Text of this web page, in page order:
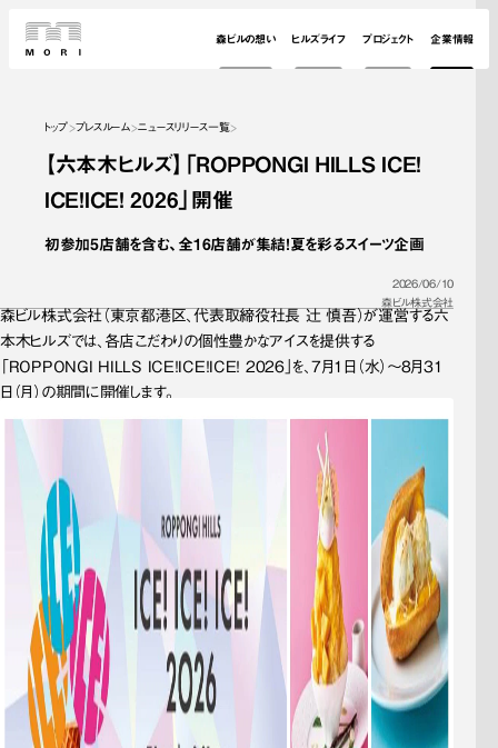
森ビルの想い ヒルズライフ プロジェクト 企業情報
トップ プレスルーム ニュースリリース一覧
【六本木ヒルズ】「ROPPONGI HILLS ICE！
ICE！ICE！ 2026」開催
初参加5店舗を含む、全16店舗が集結！夏を彩るスイーツ企画
2026/06/10
森ビル株式会社
森ビル株式会社（東京都港区、代表取締役社長 辻 慎吾）が運営する六
本木ヒルズでは、各店こだわりの個性豊かなアイスを提供する
「ROPPONGI HILLS ICE！ICE！ICE！ 2026」を、7月1日（水）～8月31
日（月）の期間に開催します。